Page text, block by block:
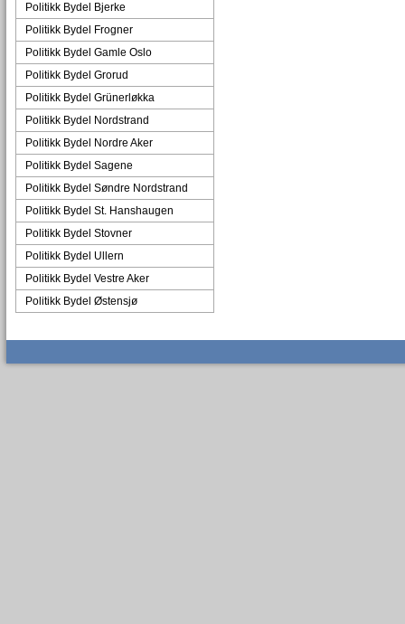
Politikk Bydel Bjerke
Politikk Bydel Frogner
Politikk Bydel Gamle Oslo
Politikk Bydel Grorud
Politikk Bydel Grünerløkka
Politikk Bydel Nordstrand
Politikk Bydel Nordre Aker
Politikk Bydel Sagene
Politikk Bydel Søndre Nordstrand
Politikk Bydel St. Hanshaugen
Politikk Bydel Stovner
Politikk Bydel Ullern
Politikk Bydel Vestre Aker
Politikk Bydel Østensjø